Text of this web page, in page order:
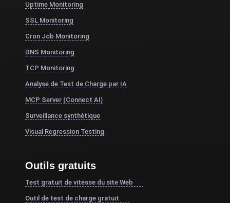
Uptime Monitoring
SSL Monitoring
Cron Job Monitoring
DNS Monitoring
TCP Monitoring
Analyse de Test de Charge par IA
MCP Server (Connect AI)
Surveillance synthétique
Visual Regression Testing
Outils gratuits
Test gratuit de vitesse du site Web
Outil de test de charge gratuit